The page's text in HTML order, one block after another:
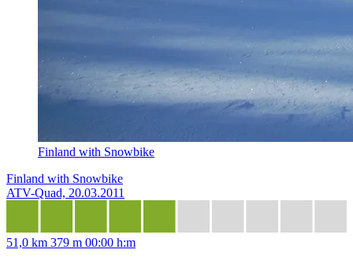
Finland with Snowbike
Finland with Snowbike
ATV-Quad, 20.03.2011
51,0 km 379 m 00:00 h:m